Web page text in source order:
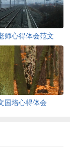
师心得体会范文
国培心得体会